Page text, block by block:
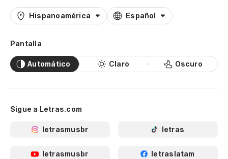
Hispanoamérica Español
Pantalla
Automático Claro Oscuro
Sigue a Letras.com
letrasmusbr letras
letrasmusbr letraslatam